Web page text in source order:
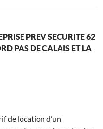
PREV SECURITE 62
PAS DE CALAIS ET LA
de location d’un